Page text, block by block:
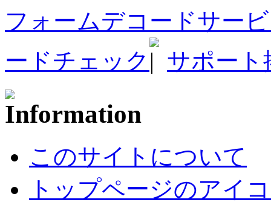
フォームデコードサー
ードチェック
サポート
このサイトについて
トップページのアイ